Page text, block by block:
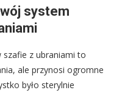
system
szafie z ubraniami to
ale przynosi ogromne
było sterylnie